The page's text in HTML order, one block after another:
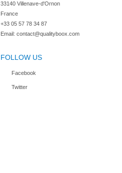
33140 Villenave-d'Ornon
France
+33 05 57 78 34 87
Email: contact@qualityboox.com
FOLLOW US
Facebook
Twitter